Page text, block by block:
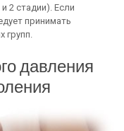
2 стадии). Если
принимать
групп.
давления